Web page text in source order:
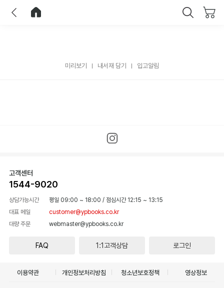
미리보기 내서재 담기 입고알림
고객센터
1544-9020
상담가능시간 평일 09:00 ~ 18:00 / 점심시간 12:15 ~ 13:15
대표 메일
customer@ypbooks.co.kr
대량 주문
webmaster@ypbooks.co.kr
FAQ 1:1고객상담 로그인
이용약관 개인정보처리방침 청소년보호정책 영상정보